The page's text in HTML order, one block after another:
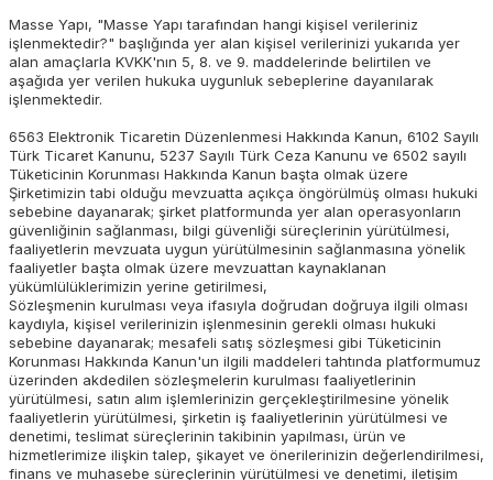
Masse Yapı, "Masse Yapı tarafından hangi kişisel verileriniz
işlenmektedir?" başlığında yer alan kişisel verilerinizi yukarıda yer
alan amaçlarla KVKK'nın 5, 8. ve 9. maddelerinde belirtilen ve
aşağıda yer verilen hukuka uygunluk sebeplerine dayanılarak
işlenmektedir.
6563 Elektronik Ticaretin Düzenlenmesi Hakkında Kanun, 6102 Sayılı
Türk Ticaret Kanunu, 5237 Sayılı Türk Ceza Kanunu ve 6502 sayılı
Tüketicinin Korunması Hakkında Kanun başta olmak üzere
Şirketimizin tabi olduğu mevzuatta açıkça öngörülmüş olması hukuki
sebebine dayanarak; şirket platformunda yer alan operasyonların
güvenliğinin sağlanması, bilgi güvenliği süreçlerinin yürütülmesi,
faaliyetlerin mevzuata uygun yürütülmesinin sağlanmasına yönelik
faaliyetler başta olmak üzere mevzuattan kaynaklanan
yükümlülüklerimizin yerine getirilmesi,
Sözleşmenin kurulması veya ifasıyla doğrudan doğruya ilgili olması
kaydıyla, kişisel verilerinizin işlenmesinin gerekli olması hukuki
sebebine dayanarak; mesafeli satış sözleşmesi gibi Tüketicinin
Korunması Hakkında Kanun'un ilgili maddeleri tahtında platformumuz
üzerinden akdedilen sözleşmelerin kurulması faaliyetlerinin
yürütülmesi, satın alım işlemlerinizin gerçekleştirilmesine yönelik
faaliyetlerin yürütülmesi, şirketin iş faaliyetlerinin yürütülmesi ve
denetimi, teslimat süreçlerinin takibinin yapılması, ürün ve
hizmetlerimize ilişkin talep, şikayet ve önerilerinizin değerlendirilmesi,
finans ve muhasebe süreçlerinin yürütülmesi ve denetimi, iletişim